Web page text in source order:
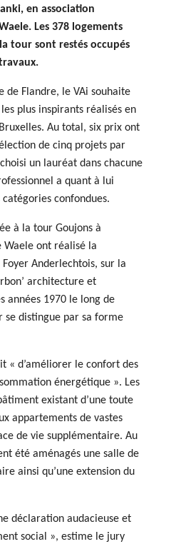
en association
Les 378 logements
tour sont restés occupés
de Flandre, le VAi souhaite
plus inspirants réalisés en
Au total, six prix ont
de cinq projets par
un lauréat dans chacune
a quant à lui
confondues.
à la tour Goujons à
Waele ont réalisé la
Anderlechtois, sur la
architecture et
années 1970 le long de
se distingue par sa forme
« d’améliorer le confort des
énergétique ». Les
existant d’une toute
appartements de vastes
de vie supplémentaire. Au
été aménagés une salle de
ainsi qu’une extension du
déclaration audacieuse et
social », estime le jury